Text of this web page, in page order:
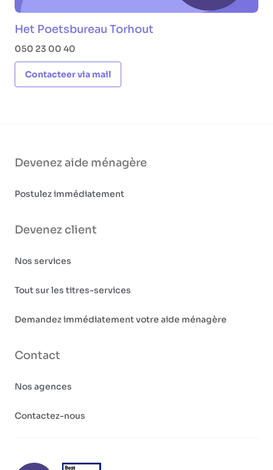
Het Poetsbureau Torhout
050 23 00 40
Contacteer via mail
Devenez aide ménagère
Postulez immédiatement
Devenez client
Nos services
Tout sur les titres-services
Demandez immédiatement votre aide ménagère
Contact
Nos agences
Contactez-nous